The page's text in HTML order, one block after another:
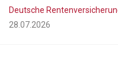
Deutsche
28.07.2026